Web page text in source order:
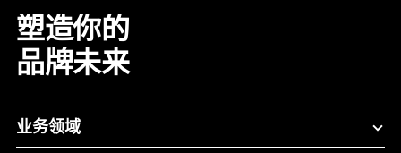
塑造你的
品牌未来
业务领域